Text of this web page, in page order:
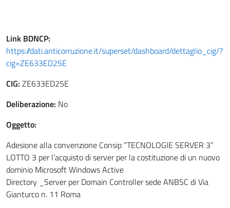
Link BDNCP:
https://dati.anticorruzione.it/superset/dashboard/dettaglio_cig/?
cig=ZE633ED25E
CIG: ZE633ED25E
Deliberazione: No
Oggetto:
Adesione alla convenzione Consip “TECNOLOGIE SERVER 3”
LOTTO 3 per l’acquisto di server per la costituzione di un nuovo
dominio Microsoft Windows Active
Directory _Server per Domain Controller sede ANBSC di Via
Gianturco n. 11 Roma